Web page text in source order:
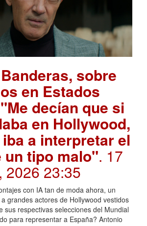
sobre
en Estados
decían que si
en Hollywood,
a interpretar el
un tipo malo". 17
2026 23:35
con IA tan de moda ahora, un
grandes actores de Hollywood vestidos
sus respectivas selecciones del Mundial
para representar a España? Antonio